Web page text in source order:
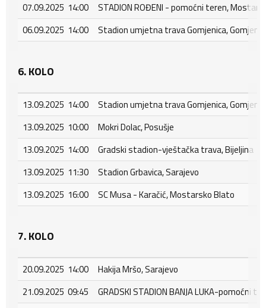
07.09.2025 14:00
STADION ROĐENI - pomoćni teren, Mostar
06.09.2025 14:00
Stadion umjetna trava Gomjenica,
6. KOLO
13.09.2025 14:00
Stadion umjetna trava Gomjenica,
13.09.2025 10:00
Mokri Dolac, Posušje
13.09.2025 14:00
Gradski stadion-vještačka trava, Bijeljina
13.09.2025 11:30
Stadion Grbavica, Sarajevo
13.09.2025 16:00
SC Musa - Karačić, Mostarsko Blato
7. KOLO
20.09.2025 14:00
Hakija Mršo, Sarajevo
21.09.2025 09:45
GRADSKI STADION BANJA LUKA-pomoćni